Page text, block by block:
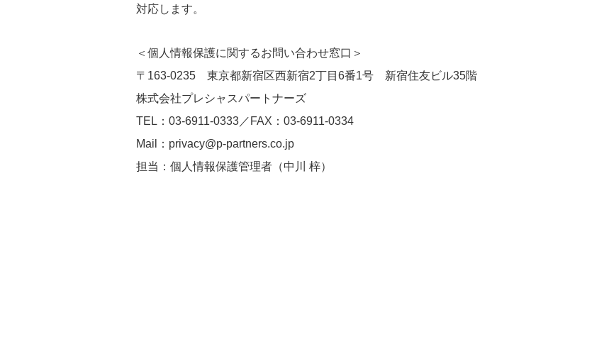
対応します。
＜個人情報保護に関するお問い合わせ窓口＞
〒163-0235 東京都新宿区西新宿2丁目6番1号 新宿住友ビル35階
株式会社プレシャスパートナーズ
TEL：03-6911-0333／FAX：03-6911-0334
Mail：privacy@p-partners.co.jp
担当：個人情報保護管理者（中川 梓）